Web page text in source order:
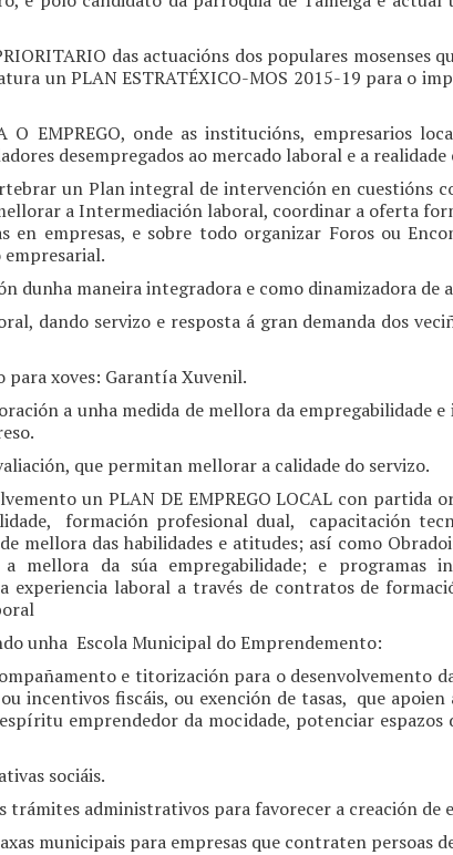
das actuacións dos populares mosenses
un PLAN ESTRATÉXICO-MOS 2015-19 para o
O EMPREGO, onde as institucións, empresarios
desempregados ao mercado laboral e a
un Plan integral de intervención en cuestións
a Intermediación laboral, coordinar a oferta
empresas, e sobre todo organizar Foros ou
empresarial.
dunha maneira integradora e como dinamizadora
dando servizo e resposta á gran demanda dos
xoves: Garantía Xuvenil.
a unha medida de mellora da empregabilidade e
que permitan mellorar a calidade do servizo.
un PLAN DE EMPREGO LOCAL con
formación profesional dual, capacitación
mellora das habilidades e atitudes; así como
a mellora da súa empregabilidade; e programas
experiencia laboral a través de contratos de
unha Escola Municipal do Emprendemento:
e titorización para o desenvolvemento
incentivos fiscáis, ou exención de tasas, que
emprendedor da mocidade, potenciar
sociáis.
administrativos para favorecer a creación de
municipais para empresas que contraten persoas